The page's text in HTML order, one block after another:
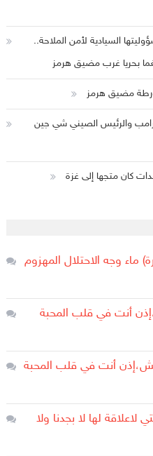
السيادية لأمن الملاحة..
بحريا غرب مضيق هرمز
ورطة مضيق هرمز
والرئيس الصيني شي جين
ماء وجه الاحتلال المهزوم
أنت في قلب المحبة
أنت في قلب المحبة
لاعلاقة لها لا بجدنا ولا